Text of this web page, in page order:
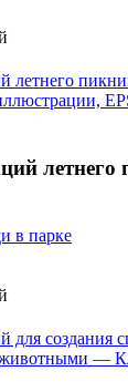
летнего
в парке